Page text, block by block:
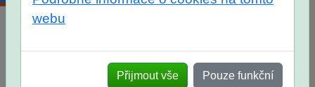
skutečných přijímacích
webu
Přijmout vše Pouze funkční